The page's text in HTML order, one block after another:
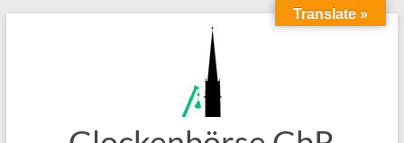
Translate »